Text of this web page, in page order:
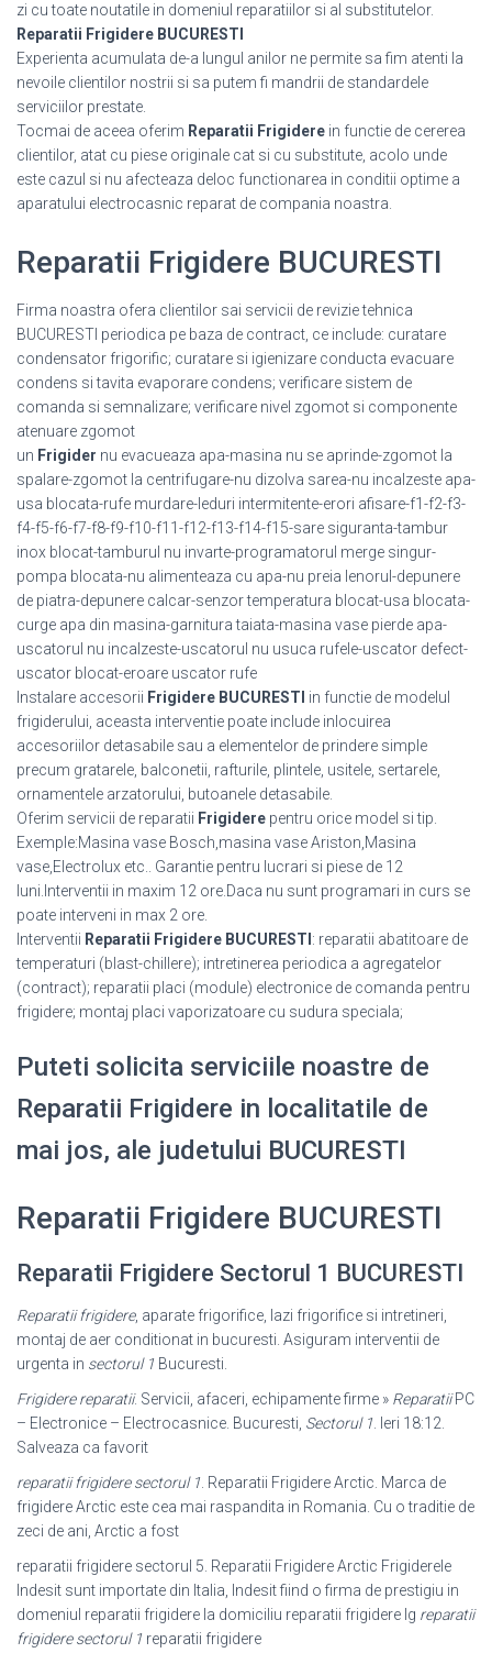
zi cu toate noutatile in domeniul reparatiilor si al substitutelor.
Reparatii Frigidere BUCURESTI
Experienta acumulata de-a lungul anilor ne permite sa fim atenti la
nevoile clientilor nostrii si sa putem fi mandrii de standardele
serviciilor prestate.
Tocmai de aceea oferim Reparatii Frigidere in functie de cererea
clientilor, atat cu piese originale cat si cu substitute, acolo unde
este cazul si nu afecteaza deloc functionarea in conditii optime a
aparatului electrocasnic reparat de compania noastra.
Reparatii Frigidere BUCURESTI
Firma noastra ofera clientilor sai servicii de revizie tehnica
BUCURESTI periodica pe baza de contract, ce include: curatare
condensator frigorific; curatare si igienizare conducta evacuare
condens si tavita evaporare condens; verificare sistem de
comanda si semnalizare; verificare nivel zgomot si componente
atenuare zgomot
un Frigider nu evacueaza apa-masina nu se aprinde-zgomot la
spalare-zgomot la centrifugare-nu dizolva sarea-nu incalzeste apa-
usa blocata-rufe murdare-leduri intermitente-erori afisare-f1-f2-f3-
f4-f5-f6-f7-f8-f9-f10-f11-f12-f13-f14-f15-sare siguranta-tambur
inox blocat-tamburul nu invarte-programatorul merge singur-
pompa blocata-nu alimenteaza cu apa-nu preia lenorul-depunere
de piatra-depunere calcar-senzor temperatura blocat-usa blocata-
curge apa din masina-garnitura taiata-masina vase pierde apa-
uscatorul nu incalzeste-uscatorul nu usuca rufele-uscator defect-
uscator blocat-eroare uscator rufe
Instalare accesorii Frigidere BUCURESTI in functie de modelul
frigiderului, aceasta interventie poate include inlocuirea
accesoriilor detasabile sau a elementelor de prindere simple
precum gratarele, balconetii, rafturile, plintele, usitele, sertarele,
ornamentele arzatorului, butoanele detasabile.
Oferim servicii de reparatii Frigidere pentru orice model si tip.
Exemple:Masina vase Bosch,masina vase Ariston,Masina
vase,Electrolux etc.. Garantie pentru lucrari si piese de 12
luni.Interventii in maxim 12 ore.Daca nu sunt programari in curs se
poate interveni in max 2 ore.
Interventii Reparatii Frigidere BUCURESTI : reparatii abatitoare de
temperaturi (blast-chillere); intretinerea periodica a agregatelor
(contract); reparatii placi (module) electronice de comanda pentru
frigidere; montaj placi vaporizatoare cu sudura speciala;
Puteti solicita serviciile noastre de
Reparatii Frigidere in localitatile de
mai jos, ale judetului BUCURESTI
Reparatii Frigidere BUCURESTI
Reparatii Frigidere Sectorul 1 BUCURESTI
Reparatii frigidere, aparate frigorifice, lazi frigorifice si intretineri,
montaj de aer conditionat in bucuresti. Asiguram interventii de
urgenta in sectorul 1 Bucuresti.
Frigidere reparatii. Servicii, afaceri, echipamente firme » ReparatiiPC
– Electronice – Electrocasnice. Bucuresti, Sectorul 1 . Ieri 18:12.
Salveaza ca favorit
reparatii frigidere sectorul 1 . Reparatii Frigidere Arctic. Marca de
frigidere Arctic este cea mai raspandita in Romania. Cu o traditie de
zeci de ani, Arctic a fost
reparatii frigidere sectorul 5. Reparatii Frigidere Arctic Frigiderele
Indesit sunt importate din Italia, Indesit fiind o firma de prestigiu in
domeniul reparatii frigidere la domiciliu reparatii frigidere lg reparatii
frigidere sectorul 1 reparatii frigidere